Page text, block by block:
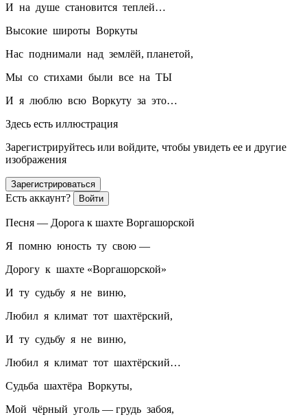
И на душе становится теплей…
Высокие широты Воркуты
Нас поднимали над землёй, планетой,
Мы со стихами были все на ТЫ
И я люблю всю Воркуту за это…
Здесь есть иллюстрация
Зарегистрируйтесь или войдите, чтобы увидеть ее и другие
изображения
Зарегистрироваться
Есть аккаунт? Войти
Песня — Дорога к шахте Воргашорской
Я помню юность ту свою —
Дорогу к шахте «Воргашорской»
И ту судьбу я не виню,
Любил я климат тот шахтёрский,
И ту судьбу я не виню,
Любил я климат тот шахтёрский…
Судьба шахтёра Воркуты,
Мой чёрный уголь — грудь забоя,